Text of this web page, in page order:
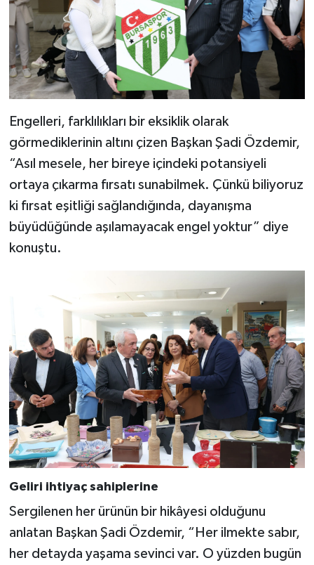
Engelleri, farklılıkları bir eksiklik olarak
görmediklerinin altını çizen Başkan Şadi Özdemir,
“Asıl mesele, her bireye içindeki potansiyeli
ortaya çıkarma fırsatı sunabilmek. Çünkü biliyoruz
ki fırsat eşitliği sağlandığında, dayanışma
büyüdüğünde aşılamayacak engel yoktur” diye
konuştu.
Geliri ihtiyaç sahiplerine
Sergilenen her ürünün bir hikâyesi olduğunu
anlatan Başkan Şadi Özdemir, “Her ilmekte sabır,
her detayda yaşama sevinci var. O yüzden bugün